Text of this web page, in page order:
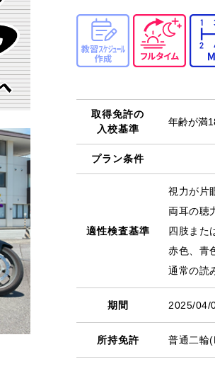
取得免許の
入校基準
年齢が満
プラン条件
適性検査基準
視力が片
両耳の聴
四肢また
赤色、青
通常の読
期間 2025/04/
所持免許 普通二輪